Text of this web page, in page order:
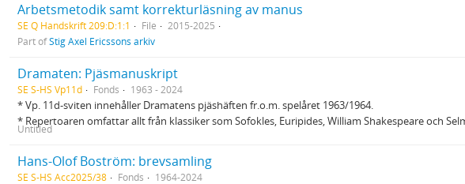
Arbetsmetodik samt korrekturläsning av manus
SE Q Handskrift 209:D:1:1 File
2015-2025
Part ofStig Axel Ericssons arkiv
Dramaten: Pjäsmanuskript
SE S-HS Vp11d Fonds 1963 - 2024
* Vp. 11d-sviten innehåller Dramatens pjäshäften fr.o.m. spelåret 1963/1964.
* Repertoaren omfattar allt från klassiker som Sofokles, Euripides, William Shakespeare och
Untitled
Hans-Olof Boström: brevsamling
SE S-HS Acc2025/38 Fonds 1964-2024